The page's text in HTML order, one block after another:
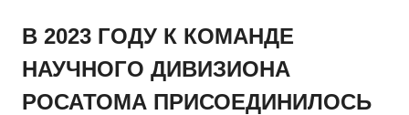
В 2023 ГОДУ К КОМАНДЕ
НАУЧНОГО ДИВИЗИОНА
РОСАТОМА ПРИСОЕДИНИЛОСЬ